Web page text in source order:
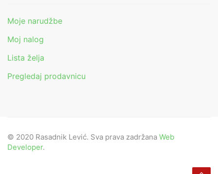
Moje narudžbe
Moj nalog
Lista želja
Pregledaj prodavnicu
© 2020 Rasadnik Lević. Sva prava zadržana Web
Developer.